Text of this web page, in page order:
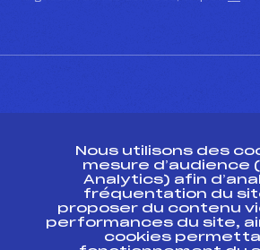
Ressources
Pass’Neige
Projet sportif fédéral
Nous utilisons des
mesure d’audience
Analytics) afin
fréquentation du
proposer du contenu
performances du site,
cookies